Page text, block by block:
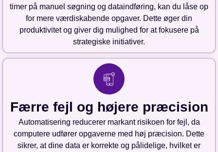
timer på manuel søgning og dataindføring, kan du låse op
for mere værdiskabende opgaver. Dette øger din
produktivitet og giver dig mulighed for at fokusere på
strategiske initiativer.
Færre fejl og højere præcision
Automatisering reducerer markant risikoen for fejl, da
computere udfører opgaverne med høj præcision. Dette
sikrer, at dine data er korrekte og pålidelige, hvilket er